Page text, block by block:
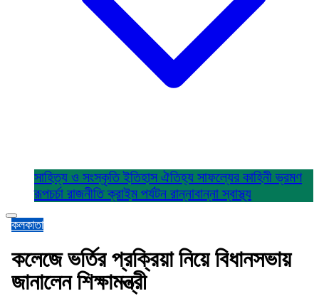
সাহিত্য ও সংস্কৃতিইতিহাস ঐতিহ্য সাফল্যের কাহিনীভ্রমণ
রূপচর্চা রাজনীতিক্রাইম পর্যটন রান্নাবান্নাস্বাস্থ্য
কলকাতা
কলেজে ভর্তির প্রক্রিয়া নিয়ে বিধানসভায়
জানালেন শিক্ষামন্ত্রী